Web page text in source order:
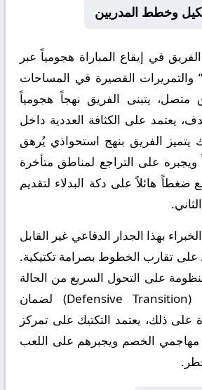
وخطط المدربين
في إيقاع المباراة هجومياً عبر
والتمريرات القصيرة في المساحات
يتبنى الفريق نهجاً هجومياً
يعتمد على الكثافة العددية داخل
يتميز الفريق بنهج استحواذي يُرهق
ويجبره على التراجع لمناطق متأخرة
ضغطاً هائلاً على دكة البدلاء لتقديم
بهذا الجدار الدفاعي غير القابل
على تقارب الخطوط بصرامة تكتيكية.
على التحول السريع من الحالة
الهجومية للدفاعية (Defensive Transition) لضمان
على ذلك، يعتمد التكتيك على تمركز
الخصم ويجبرهم على اللعب